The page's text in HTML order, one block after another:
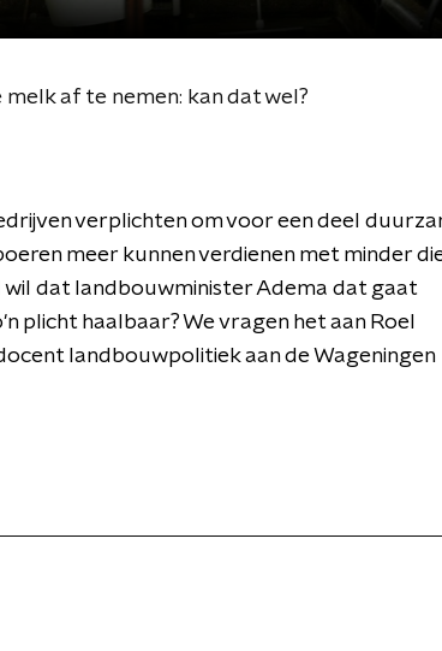
af te nemen: kan dat wel?
verplichten om voor een deel
meer kunnen verdienen met minder
wil dat landbouwminister Adema dat gaat
plicht haalbaar? We vragen het aan Roel
landbouwpolitiek aan de Wageningen